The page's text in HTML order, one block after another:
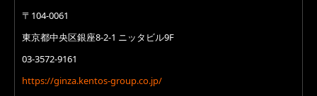
〒104-0061
東京都中央区銀座8-2-1 ニッタビル9F
03-3572-9161
https://ginza.kentos-group.co.jp/